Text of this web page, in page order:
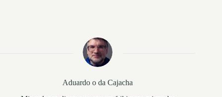
Aduardo o da Cajacha